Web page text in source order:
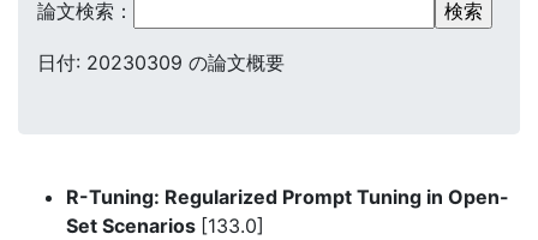
論文検索：
日付: 20230309 の論文概要
R-Tuning: Regularized Prompt Tuning in Open-
Set Scenarios [133.0]